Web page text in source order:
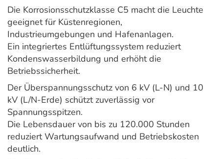
Die Korrosionsschutzklasse C5 macht die Leuchte
geeignet für Küstenregionen,
Industrieumgebungen und Hafenanlagen.
Ein integriertes Entlüftungssystem reduziert
Kondenswasserbildung und erhöht die
Betriebssicherheit.
Der Überspannungsschutz von 6 kV (L-N) und 10
kV (L/N-Erde) schützt zuverlässig vor
Spannungsspitzen.
Die Lebensdauer von bis zu 120.000 Stunden
reduziert Wartungsaufwand und Betriebskosten
deutlich.